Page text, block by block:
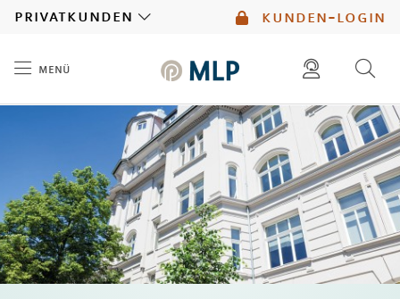
kunden-login
privatkunden
menü
diese website durchsuchen
mlp berater finden